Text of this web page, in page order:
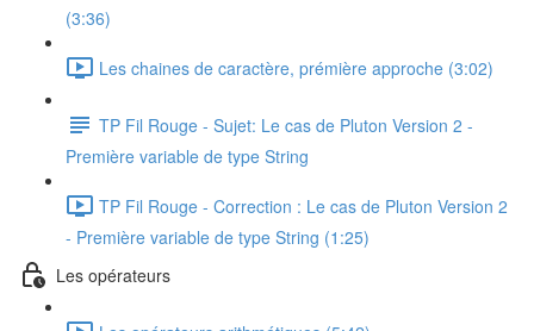
(3:36)
Les chaines de caractère, prémière approche (3:02)
TP Fil Rouge - Sujet: Le cas de Pluton Version 2 -
Première variable de type String
TP Fil Rouge - Correction : Le cas de Pluton Version 2
- Première variable de type String (1:25)
Les opérateurs